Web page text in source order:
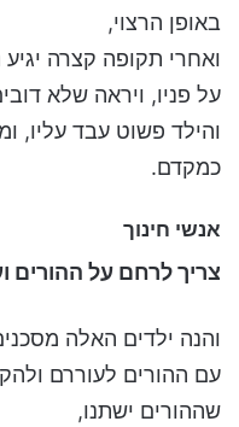
באופן הרצוי,
ואחרי תקופה קצרה
על פניו, ויראה שלא
והילד פשוט עבד עליו,
כמקדם.
אנשי חינוך
צריך לרחם על ההורים
והנה ילדים האלה
עם ההורים לעוררם
שההורים ישתנו,